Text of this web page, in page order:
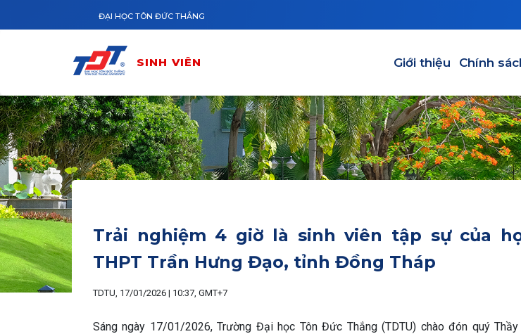
ĐẠI HỌC TÔN ĐỨC THẮNG
SINH VIÊN Giới thiệu Chính
Trải nghiệm 4 giờ là sinh viên tập sự của
THPT Trần Hưng Đạo, tỉnh Đồng Tháp
TDTU, 17/01/2026 | 10:37, GMT+7
Sáng ngày 17/01/2026, Trường Đại học Tôn Đức Thắng (TDTU) chào đón quý